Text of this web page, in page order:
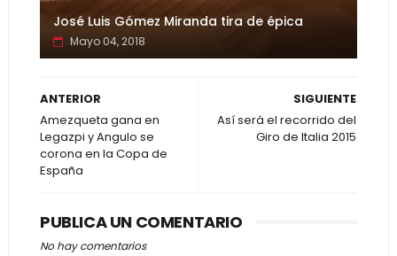
José Luis Gómez Miranda tira de épica
Mayo 04, 2018
SIGUIENTE
Así será el recorrido del
Giro de Italia 2015
ANTERIOR
Amezqueta gana en
Legazpi y Angulo se
corona en la Copa de
España
PUBLICA UN COMENTARIO
No hay comentarios